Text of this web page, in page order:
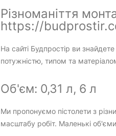
Різноманіття
https://
На сайті Будпростір ви
потужністю, типом та
Об'єм: 0,31 л, 6 л
Ми пропонуємо пістолети з
масштабу робіт. Маленькі